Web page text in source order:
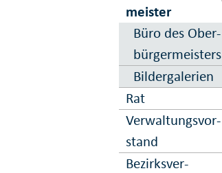
meister
Büro des Ober­
bürger­meisters
Bilder­galerien
Rat
Ver­waltungs­vor­
stand
Bezirks­ver­